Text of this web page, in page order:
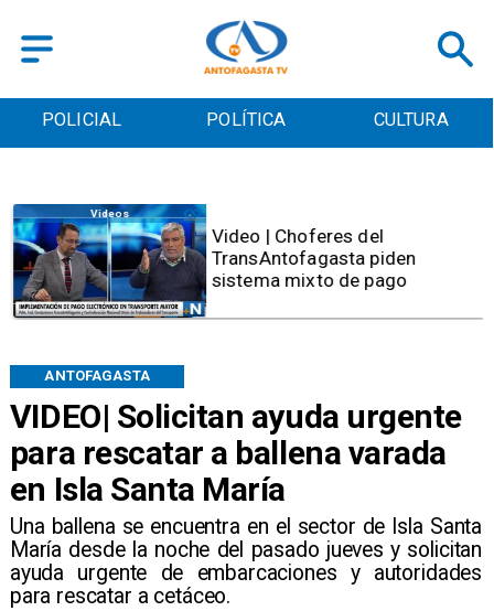
POLICIAL POLÍTICA CULTURA
VIDEO| Solicitan ayuda urgente
para rescatar a ballena varada
en Isla Santa María
Una ballena se encuentra en el sector de Isla Santa
María desde la noche del pasado jueves y solicitan
ayuda urgente de embarcaciones y autoridades
para rescatar a cetáceo.
ANTOFAGASTA
Videos
Video | Choferes del
TransAntofagasta piden
sistema mixto de pago